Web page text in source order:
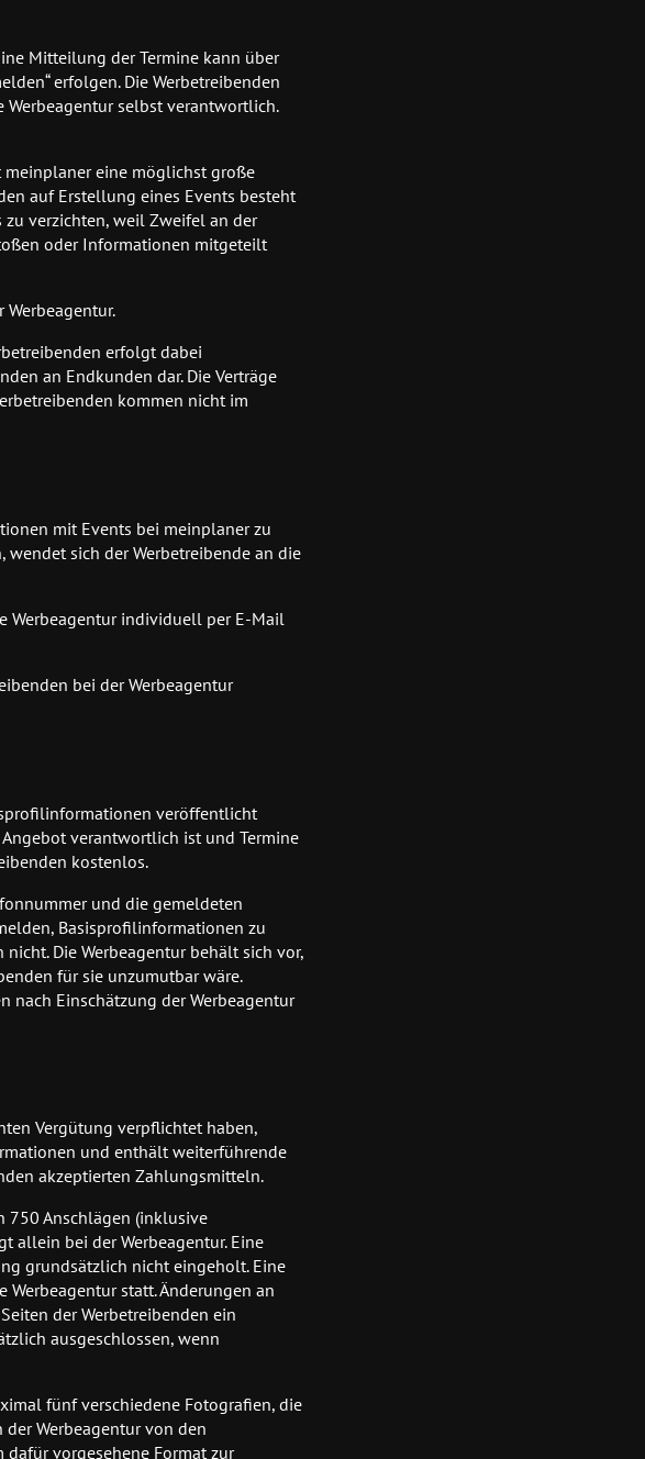
Mitteilung der Termine kann über
erfolgen. Die Werbetreibenden
selbst verantwortlich.
meinplaner eine möglichst große
auf Erstellung eines Events besteht
verzichten, weil Zweifel an der
oder Informationen mitgeteilt
erfolgt dabei
an Endkunden dar. Die Verträge
kommen nicht im
mit Events bei meinplaner zu
sich der Werbetreibende an die
Werbeagentur individuell per E-Mail
bei der Werbeagentur
veröffentlicht
verantwortlich ist und Termine
kostenlos.
und die gemeldeten
Basisprofilinformationen zu
Die Werbeagentur behält sich vor,
für sie unzumutbar wäre.
nach Einschätzung der Werbeagentur
Vergütung verpflichtet haben,
und enthält weiterführende
akzeptierten Zahlungsmitteln.
750 Anschlägen (inklusive
allein bei der Werbeagentur. Eine
grundsätzlich nicht eingeholt. Eine
statt. Änderungen an
der Werbetreibenden ein
ausgeschlossen, wenn
fünf verschiedene Fotografien, die
Werbeagentur von den
vorgesehene Format zur